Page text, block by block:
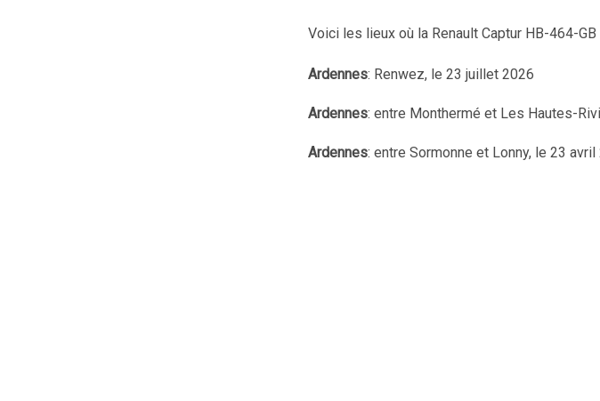
Voici les lieux où la Renault Captur HB-464-
Ardennes: Renwez, le 23 juillet 2026
Ardennes: entre Monthermé et Les Hautes-
Ardennes: entre Sormonne et Lonny, le 23 avril